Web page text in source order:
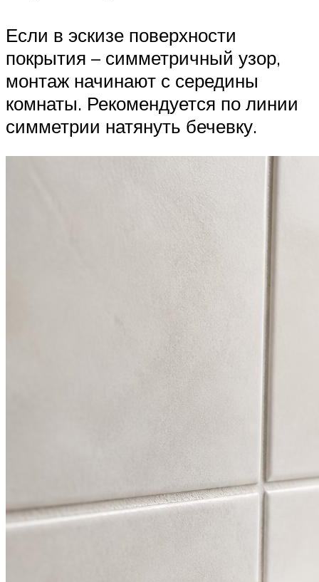
Если в эскизе поверхности
покрытия – симметричный узор,
монтаж начинают с середины
комнаты. Рекомендуется по линии
симметрии натянуть бечевку.